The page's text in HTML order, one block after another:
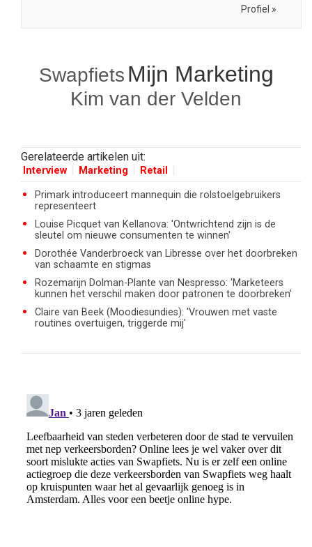
Profiel »
Swapfiets Mijn Marketing
Kim van der Velden
Gerelateerde artikelen uit:
Interview Marketing Retail
Primark introduceert mannequin die rolstoelgebruikers
representeert
Louise Picquet van Kellanova: 'Ontwrichtend zijn is de
sleutel om nieuwe consumenten te winnen'
Dorothée Vanderbroeck van Libresse over het doorbreken
van schaamte en stigmas
Rozemarijn Dolman-Plante van Nespresso: 'Marketeers
kunnen het verschil maken door patronen te doorbreken'
Claire van Beek (Moodiesundies): 'Vrouwen met vaste
routines overtuigen, triggerde mij'